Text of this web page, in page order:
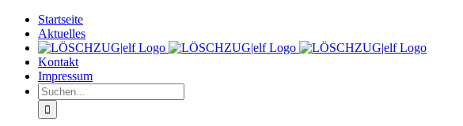
Zum
Inhalt
springen
Startseite
Aktuelles
Kontakt
Impressum
Suche
nach: